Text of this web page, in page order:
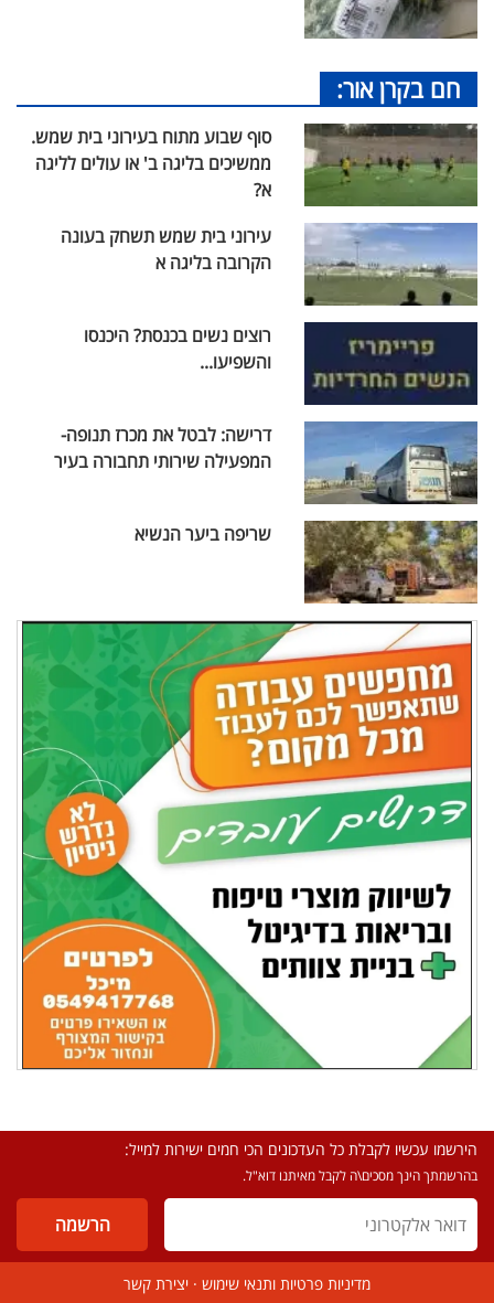
חם בקרן אור:
סוף שבוע מתוח בעירוני בית שמש.
ממשיכים בליגה ב' או עולים לליגה
א?
עירוני בית שמש תשחק בעונה
הקרובה בליגה א
רוצים נשים בכנסת? היכנסו
והשפיעו...
דרישה: לבטל את מכרז תנופה-
המפעילה שירותי תחבורה בעיר
שריפה ביער הנשיא
הירשמו עכשיו לקבלת כל העדכונים הכי חמים ישירות למייל:
בהרשמתך הינך מסכים\ה לקבל מאיתנו דוא"ל.
מדיניות פרטיות ותנאי שימוש · יצירת קשר